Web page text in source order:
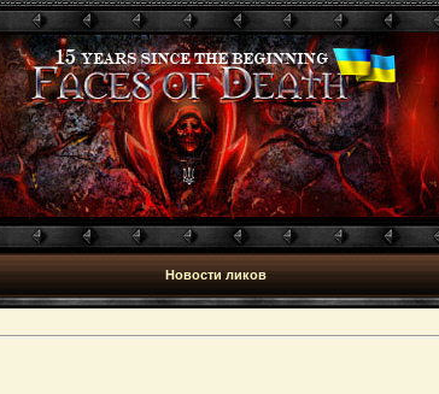
Новости ликов